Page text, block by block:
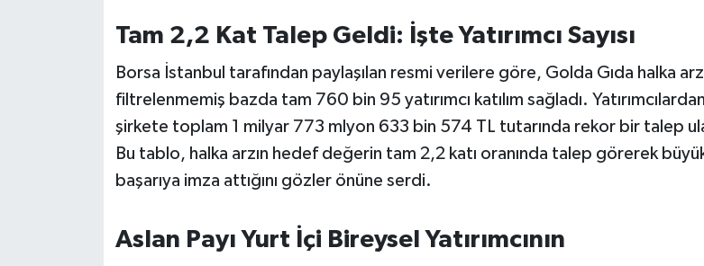
Tam 2,2 Kat Talep Geldi: İşte Yatırımcı Sayısı
Borsa İstanbul tarafından paylaşılan resmi verilere göre, Golda Gıda halka
filtrelenmemiş bazda tam 760 bin 95 yatırımcı katılım sağladı. Yatırımcılardan
şirkete toplam 1 milyar 773 mlyon 633 bin 574 TL tutarında rekor bir talep
Bu tablo, halka arzın hedef değerin tam 2,2 katı oranında talep görerek
başarıya imza attığını gözler önüne serdi.
Aslan Payı Yurt İçi Bireysel Yatırımcının
SÜRMANŞET
TARİHTE BUGÜN
TEKNOLOJİ